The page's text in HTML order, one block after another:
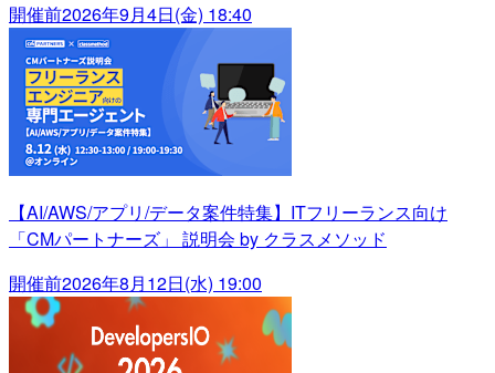
開催前2026年9月4日(金) 18:40
【AI/AWS/アプリ/データ案件特集】ITフリーランス向け
「CMパートナーズ」 説明会 by クラスメソッド
開催前2026年8月12日(水) 19:00